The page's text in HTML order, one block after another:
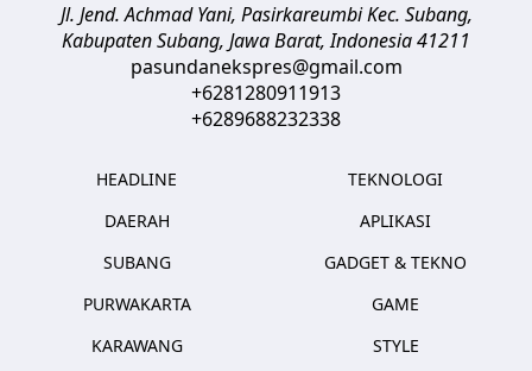
Jl. Jend. Achmad Yani, Pasirkareumbi Kec. Subang,
Kabupaten Subang, Jawa Barat,Indonesia41211
pasundanekspres@gmail.com
+6281280911913
+6289688232338
HEADLINE
DAERAH
SUBANG
PURWAKARTA
KARAWANG
TEKNOLOGI
APLIKASI
GADGET & TEKNO
GAME
STYLE